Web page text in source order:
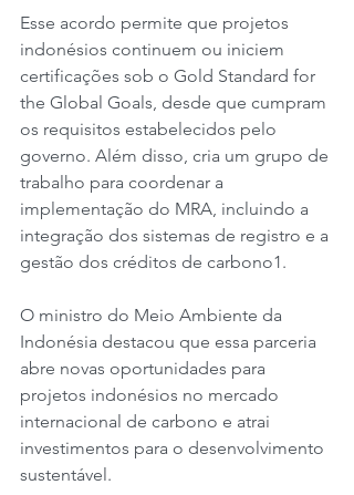
Esse acordo permite que projetos
indonésios continuem ou iniciem
certificações sob o Gold Standard for
the Global Goals, desde que cumpram
os requisitos estabelecidos pelo
governo. Além disso, cria um grupo de
trabalho para coordenar a
implementação do MRA, incluindo a
integração dos sistemas de registro e a
gestão dos créditos de carbono1.
O ministro do Meio Ambiente da
Indonésia destacou que essa parceria
abre novas oportunidades para
projetos indonésios no mercado
internacional de carbono e atrai
investimentos para o desenvolvimento
sustentável.